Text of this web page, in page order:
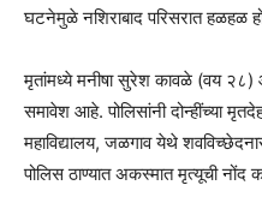
घटनेमुळे नशिराबाद परिसरात हळहळ
मृतांमध्ये मनीषा सुरेश कावळे (वय २८)
समावेश आहे. पोलिसांनी दोन्हींच्या
महाविद्यालय, जळगाव येथे
पोलिस ठाण्यात अकस्मात मृत्यूची